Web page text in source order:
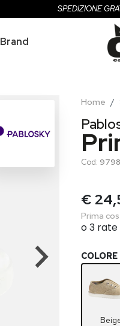
SPEDIZIONE
Brand
Home
Cod:
€
Prima
COLORE